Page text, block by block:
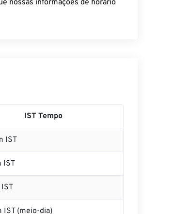
nossas informações de horário
IST Tempo
IST
IST
IST
IST (meio-dia)